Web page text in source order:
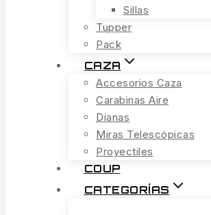
Sillas
Tupper
Pack
CAZA
Accesorios Caza
Carabinas Aire
Dianas
Miras Telescópicas
Proyectiles
COUP
CATEGORÍAS